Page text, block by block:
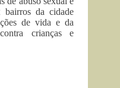
da cidade
de vida e da
crianças e